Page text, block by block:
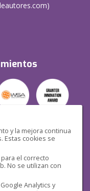
y la mejora continua
Estas cookies se
el correcto
No se utilizan con
Analytics y
)